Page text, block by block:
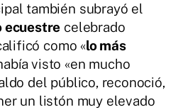
también subrayó el
ecuestre celebrado
como «lo más
visto «en mucho
del público, reconoció,
un listón muy elevado